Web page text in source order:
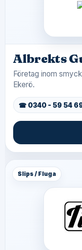
Albrekts
Företag inom
Ekerö.
☎ 0340 - 59 54
Slips / Fluga